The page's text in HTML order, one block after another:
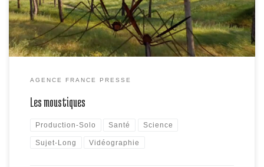
Brésil a inauguré son premier élevage de moustiques […]
AGENCE FRANCE PRESSE
Les moustiques
Production-Solo Santé Science
Sujet-Long Vidéographie